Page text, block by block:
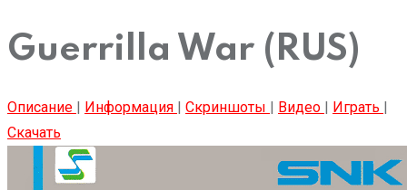
Guerrilla War (RUS)
Описание | Информация | Скриншоты | Видео | Играть |
Скачать